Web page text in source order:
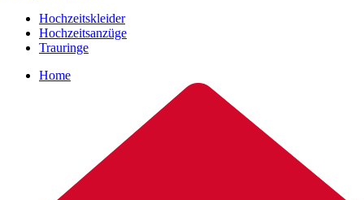
Hochzeitskleider
Hochzeitsanzüge
Trauringe
Home